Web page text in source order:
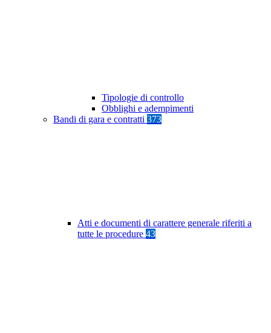
Tipologie di controllo
Obblighi e adempimenti
Bandi di gara e contratti 373
Atti e documenti di carattere generale riferiti a
tutte le procedure 43